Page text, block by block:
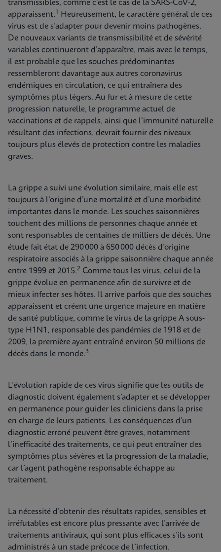
transmissibles, comme c’est le cas de la SARS-CoV-2,
apparaissent.1
Heureusement, le caractère général de ces
virus est de s’adapter pour devenir moins pathogènes.
De nouveaux variants de transmissibilité et de sévérité
variables continueront d’apparaître, mais avec le temps,
il est probable que les souches prédominantes
ressembleront davantage aux autres coronavirus
endémiques en circulation, ce qui entraînera des
symptômes plus légers. Au fur et à mesure de cette
progression naturelle, le programme actuel de
vaccinations et de rappels, ainsi que l’immunité naturelle
résultant des infections, devrait fournir des niveaux
toujours plus élevés de protection contre les maladies
graves.
La grippe a suivi une évolution similaire, mais elle est
toujours à l’origine d’une mortalité et d’une morbidité
importantes dans le monde. Les souches saisonnières
touchent des millions de personnes chaque année et
sont responsables de centaines de milliers de décès. Une
étude fait état de 290 000 à 650 000 décès d’origine
respiratoire associés à la grippe saisonnière chaque année
entre 1999 et 2015.2 Comme tous les virus, celui de la
grippe évolue en permanence afin de survivre et de
mieux infecter ses hôtes. Il arrive parfois que des souches
apparaissent et créent une urgence majeure en matière
de santé publique, comme le virus de la grippe A sous-
type H1N1, responsable des pandémies de 1918 et de
2009, la première ayant entraîné environ 50 millions de
décès dans le monde.3
L’évolution rapide de ces virus signifie que les outils de
diagnostic doivent également s’adapter et se développer
en permanence pour guider les cliniciens dans la prise
en charge de leurs patients. Les conséquences d’un
diagnostic erroné peuvent être graves, notamment
l’inefficacité des traitements, ce qui peut entraîner des
symptômes plus sévères et la progression de la maladie,
car l’agent pathogène responsable échappe au
traitement.
La nécessité d’obtenir des résultats rapides, sensibles et
irréfutables est encore plus pressante avec l’arrivée de
traitements antiviraux, qui sont plus efficaces s’ils sont
administrés à un stade précoce de l’infection.